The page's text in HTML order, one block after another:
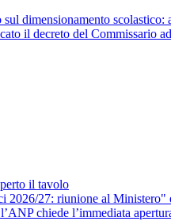
dimensionamento scolastico:
il decreto del Commissario
il tavolo
2026/27: riunione al Ministero"
chiede l’immediata